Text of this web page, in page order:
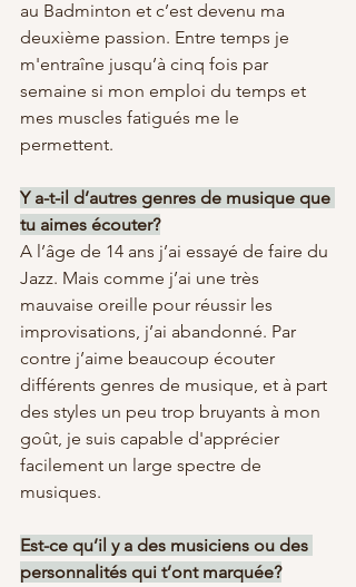
au Badminton et c’est devenu ma
deuxième passion. Entre temps je
m'entraîne jusqu’à cinq fois par
semaine si mon emploi du temps et
mes muscles fatigués me le
permettent.
Y a-t-il d’autres genres de musique que
tu aimes écouter?
A l’âge de 14 ans j’ai essayé de faire du
Jazz. Mais comme j’ai une très
mauvaise oreille pour réussir les
improvisations, j’ai abandonné. Par
contre j’aime beaucoup écouter
différents genres de musique, et à part
des styles un peu trop bruyants à mon
goût, je suis capable d'apprécier
facilement un large spectre de
musiques.
Est-ce qu’il y a des musiciens ou des
personnalités qui t’ont marquée?